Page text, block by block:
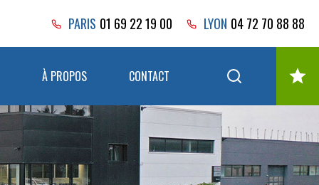
PARIS 01 69 22 19 00 LYON 04 72 70 88 88
À PROPOS CONTACT